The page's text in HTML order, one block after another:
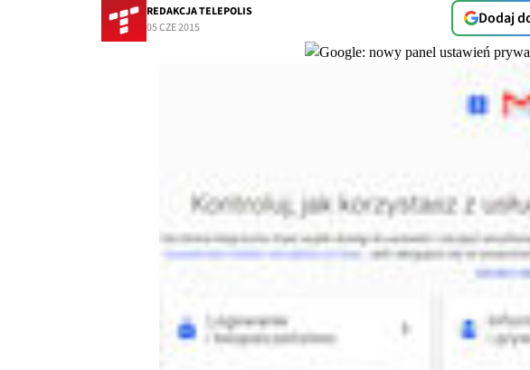
REDAKCJA TELEPOLIS
05 CZE 2015
Dodaj